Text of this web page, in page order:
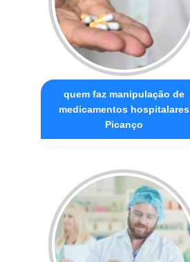
quem faz manipulação de
medicamentos hospitalares
Picanço